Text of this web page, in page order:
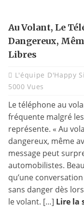
Au Volant, Le
Dangereux,
Libres
L'équipe D'Happy
5000 Vues
Le téléphone au
fréquente malgré
représente. « Au
dangereux, même
message peut
automobilistes.
qu’une
sans danger dès
le volant. […] Lire la